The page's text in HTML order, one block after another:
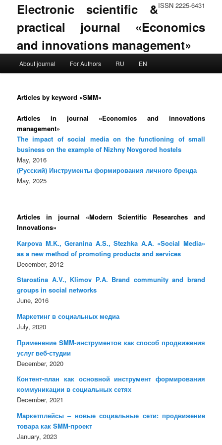
ISSN 2225-6431
Electronic scientific &
practical journal «Economics
and innovations management»
Skip to primary content
Skip to secondary content
About journal For Authors RU EN
Articles by keyword «SMM»
Articles in journal «Economics and innovations
management»
The impact of social media on the functioning of small
business on the example of Nizhny Novgorod hostels
May, 2016
(Русский) Инструменты формирования личного бренда
May, 2025
Articles in journal «Modern Scientific Researches and
Innovations»
Karpova M.K., Geranina A.S., Stezhka A.A. «Social Media»
as a new method of promoting products and services
December, 2012
Starostina A.V., Klimov P.A. Brand community and brand
groups in social networks
June, 2016
Маркетинг в социальных медиа
July, 2020
Применение SMM-инструментов как способ продвижения
услуг веб-студии
December, 2020
Контент-план как основной инструмент формирования
коммуникации в социальных сетях
December, 2021
Маркетплейсы – новые социальные сети: продвижение
товара как SMM-проект
January, 2023